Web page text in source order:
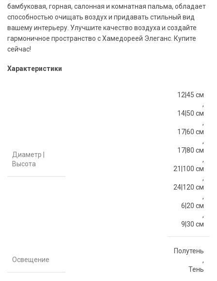
бамбуковая, горная, салонная и комнатная пальма, обладает
способностью очищать воздух и придавать стильный вид
вашему интерьеру. Улучшите качество воздуха и создайте
гармоничное пространство с Хамедореей Элеганс. Купите
сейчас!
Характеристики
Диаметр |
Высота
12|45 см
,
14|50 см
,
17|60 см
,
17|80 см
,
21|100 см
,
24|120 см
,
6|20 см
,
9|30 см
Освещение
Полутень
,
Тень